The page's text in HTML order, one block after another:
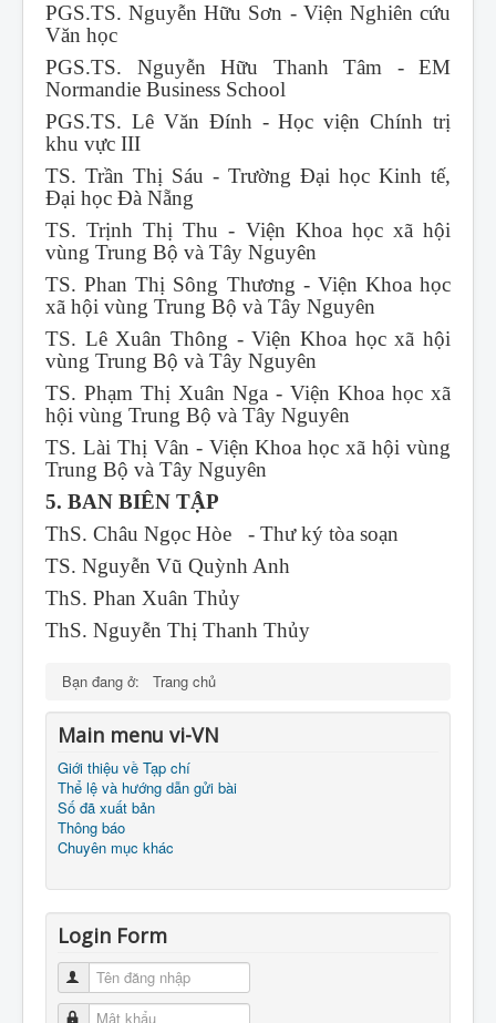
PGS.TS. Nguyễn Hữu Sơn - Viện Nghiên cứu
Văn học
PGS.TS. Nguyễn Hữu Thanh Tâm - EM
Normandie Business School
PGS.TS. Lê Văn Đính - Học viện Chính trị
khu vực III
TS. Trần Thị Sáu - Trường Đại học Kinh tế,
Đại học Đà Nẵng
TS. Trịnh Thị Thu - Viện Khoa học xã hội
vùng Trung Bộ và Tây Nguyên
TS. Phan Thị Sông Thương - Viện Khoa học
xã hội vùng Trung Bộ và Tây Nguyên
TS. Lê Xuân Thông - Viện Khoa học xã hội
vùng Trung Bộ và Tây Nguyên
TS. Phạm Thị Xuân Nga - Viện Khoa học xã
hội vùng Trung Bộ và Tây Nguyên
TS. Lài Thị Vân - Viện Khoa học xã hội vùng
Trung Bộ và Tây Nguyên
5. BAN BIÊN TẬP
ThS. Châu Ngọc Hòe - Thư ký tòa soạn
TS. Nguyễn Vũ Quỳnh Anh
ThS. Phan Xuân Thủy
ThS. Nguyễn Thị Thanh Thủy
Bạn đang ở: Trang chủ
Main menu vi-VN
Giới thiệu về Tạp chí
Thể lệ và hướng dẫn gửi bài
Số đã xuất bản
Thông báo
Chuyên mục khác
Login Form
Tên đăng nhập
Mật khẩu